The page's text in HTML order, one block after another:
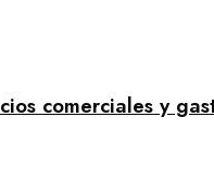
comerciales y